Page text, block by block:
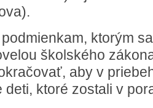
ktorým
školského
aby v
deti, ktoré zostali v